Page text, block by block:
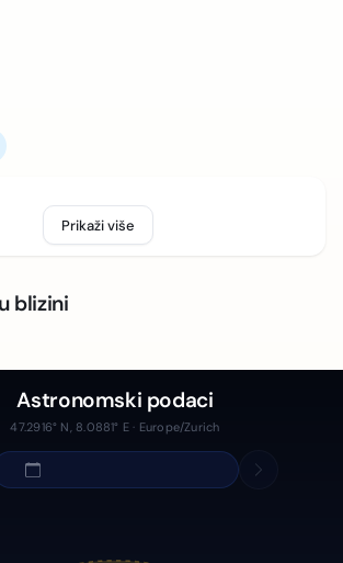
Prikaži više
blizini
Astronomski podaci
47.2916° N, 8.0881° E · Europe/Zurich